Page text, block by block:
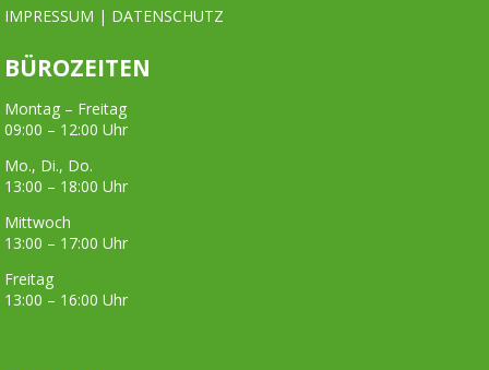
IMPRESSUM | DATENSCHUTZ
BÜROZEITEN
Montag – Freitag
09:00 – 12:00 Uhr
Mo., Di., Do.
13:00 – 18:00 Uhr
Mittwoch
13:00 – 17:00 Uhr
Freitag
13:00 – 16:00 Uhr